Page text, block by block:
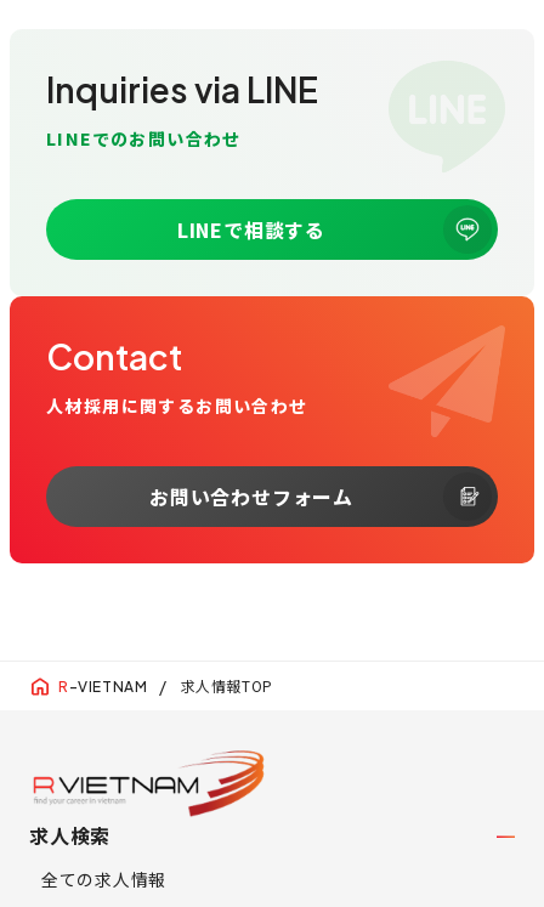
Inquiries via LINE
LINEでのお問い合わせ
LINEで相談する
Contact
人材採用に関するお問い合わせ
お問い合わせフォーム
R -VIETNAM 求人情報TOP
求人検索
全ての求人情報